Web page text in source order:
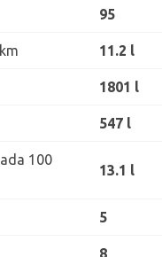
95
11.2 l
1801 l
547 l
100
13.1 l
5